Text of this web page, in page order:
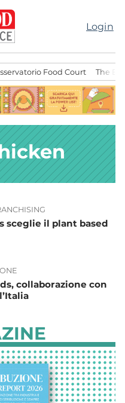
Login
Food Court The
sceglie il plant based
collaborazione con